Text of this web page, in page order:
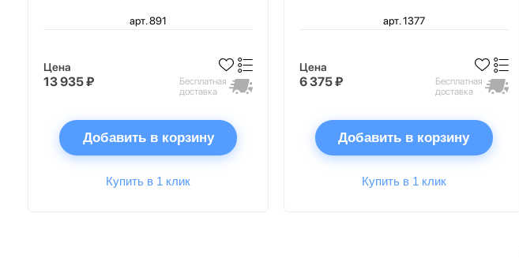
арт. 891
Цена
13 935 ₽
Бесплатная
доставка
Добавить в корзину
Купить в 1 клик
арт. 1377
Цена
6 375 ₽
Бесплатная
доставка
Добавить в корзину
Купить в 1 клик